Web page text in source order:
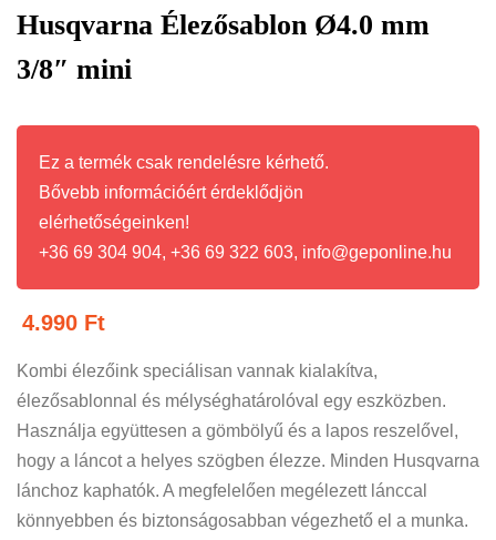
Husqvarna Élezősablon Ø4.0 mm
3/8″ mini
Ez a termék csak rendelésre kérhető.
Bővebb információért érdeklődjön
elérhetőségeinken!
+36 69 304 904, +36 69 322 603, info@geponline.hu
4.990 Ft
Kombi élezőink speciálisan vannak kialakítva,
élezősablonnal és mélységhatárolóval egy eszközben.
Használja együttesen a gömbölyű és a lapos reszelővel,
hogy a láncot a helyes szögben élezze. Minden Husqvarna
lánchoz kaphatók. A megfelelően megélezett lánccal
könnyebben és biztonságosabban végezhető el a munka.